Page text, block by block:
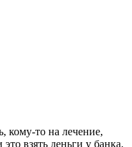
кому-то на лечение,
взять деньги у банка.